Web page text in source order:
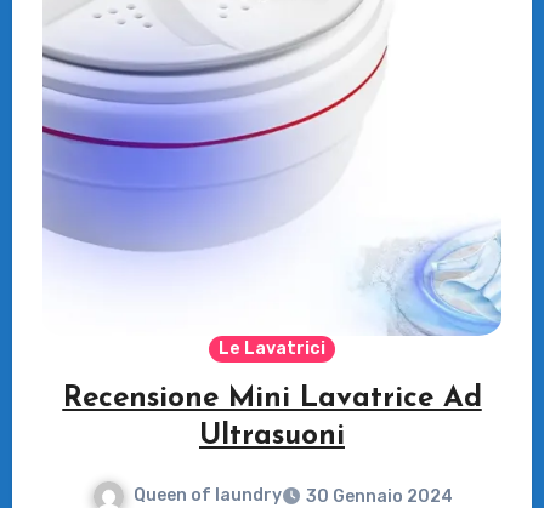
Le Lavatrici
Recensione Mini Lavatrice Ad
Ultrasuoni
Queen of laundry
30 Gennaio 2024